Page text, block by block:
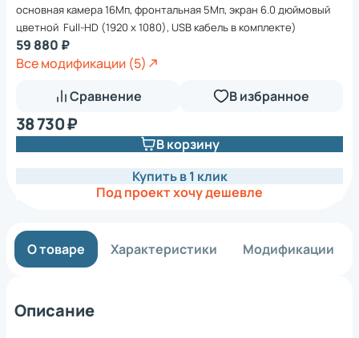
основная камера 16Мп, фронтальная 5Мп, экран 6.0 дюймовый
цветной Full-HD (1920 x 1080), USB кабель в комплекте)
59 880 ₽
Все модификации (5)
Сравнение
В избранное
38 730 ₽
В корзину
Купить в 1 клик
Под проект хочу дешевле
О товаре Характеристики Модификации
Описание